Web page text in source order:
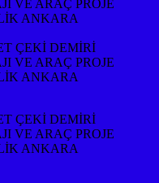
ÇEKİ DEMİRİ
VE ARAÇ PROJE
ANKARA
ÇEKİ DEMİRİ
VE ARAÇ PROJE
ANKARA